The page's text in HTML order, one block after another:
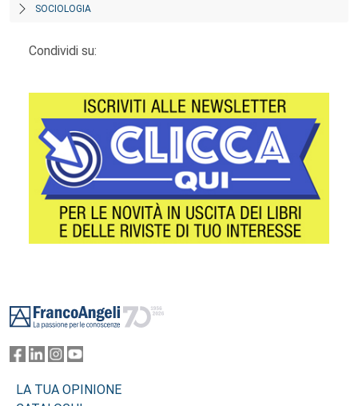
SOCIOLOGIA
Condividi su:
LA TUA OPINIONE